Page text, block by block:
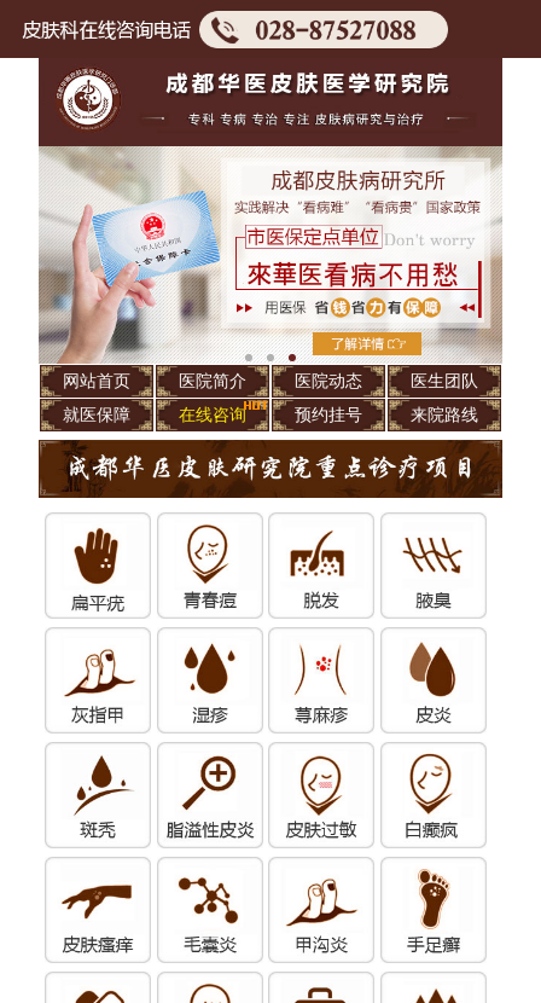
网站首页 医院简介 医院动态
医生团队
就医保障
在线咨询 预约挂号 来院路线